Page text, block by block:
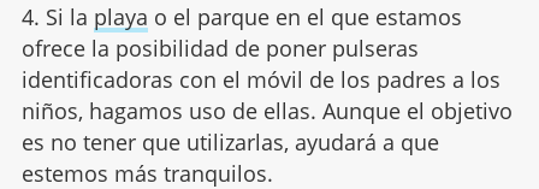
4. Si la playa o el parque en el que estamos
ofrece la posibilidad de poner pulseras
identificadoras con el móvil de los padres a los
niños, hagamos uso de ellas. Aunque el objetivo
es no tener que utilizarlas, ayudará a que
estemos más tranquilos.